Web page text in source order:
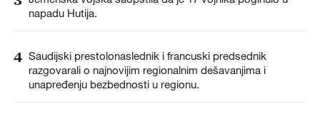
napadu Hutija.
4 Saudijski prestolonaslednik i francuski predsednik
razgovarali o najnovijim regionalnim dešavanjima i
unapređenju bezbednosti u regionu.